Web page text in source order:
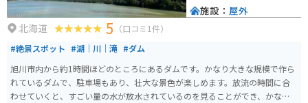
北海道 5 （口コミ1件）
#絶景スポット #湖｜川｜滝 #ダム
旭川市内から約1時間ほどのところにあるダムです。かなり大きな規模で作ら
れているダムで、駐車場もあり、壮大な景色が楽しめます。放流の時間に合
わせていくと、すごい量の水が放水されているのを見ることができ、かなり
施設： 屋外